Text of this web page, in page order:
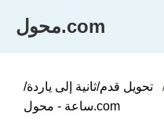
محول.com
تحويل قدم/ثانية إلى ياردة/
ساعة - محول.com